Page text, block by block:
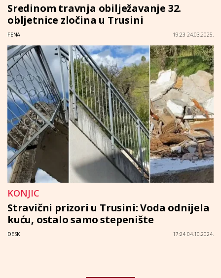
Sredinom travnja obilježavanje 32.
obljetnice zločina u Trusini
FENA 19:23 24.03.2025.
KONJIC
Stravični prizori u Trusini: Voda odnijela
kuću, ostalo samo stepenište
DESK 17:24 04.10.2024.